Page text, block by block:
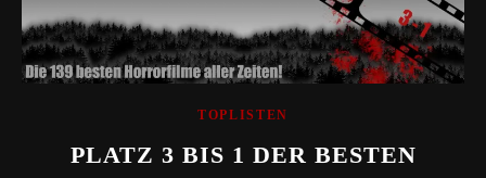
TOPLISTEN
PLATZ 3 BIS 1 DER BESTEN